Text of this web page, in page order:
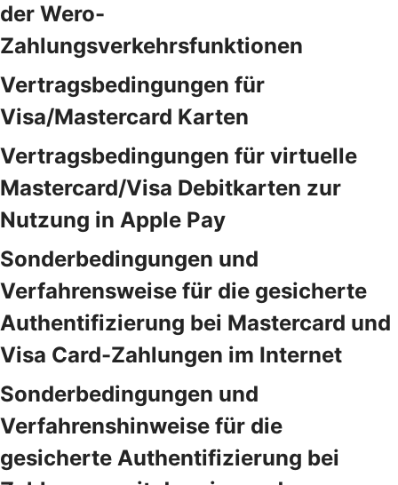
der Wero-
Zahlungsverkehrsfunktionen
Vertragsbedingungen für
Visa/Mastercard Karten
Vertragsbedingungen für virtuelle
Mastercard/Visa Debitkarten zur
Nutzung in Apple Pay
Sonderbedingungen und
Verfahrensweise für die gesicherte
Authentifizierung bei Mastercard und
Visa Card-Zahlungen im Internet
Sonderbedingungen und
Verfahrenshinweise für die
gesicherte Authentifizierung bei